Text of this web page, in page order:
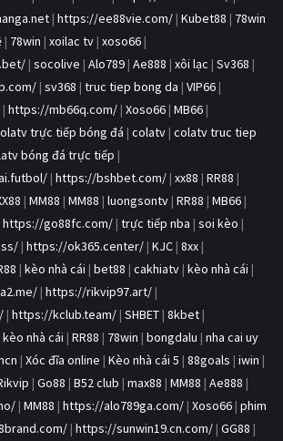
| https://ee88vie.com/ | Kubet88 | 78win
| 78win | xoilac tv | xoso66 |
| socolive | Alo789 | Ae888 | xôi lạc | Sv368 |
| sv368 | truc tiep bong da | VIP66 |
| https://mb66q.com/ | Xoso66 | MB66 |
trực tiếp bóng đá | colatv | colatv truc tiep
bóng đá trực tiếp |
| https://bshbet.com/ | xx88 | RR88 |
| MM88 | MM88 | luongsontv | RR88 | MB66 |
https://go88fc.com/ | trực tiếp nba | soi kèo |
| https://ok365.center/ | KJC | 8xx |
| kèo nhà cái | bet88 | cakhiatv | kèo nhà cái |
| https://rikvip97.art/ |
| https://kclub.team/ | SHBET | 8kbet |
kèo nhà cái | RR88 | 78win | bongdalu | nha cai uy
| Xóc đĩa online | Kèo nhà cái 5 | 88goals | iwin |
| Go88 | B52 club | max88 | MM88 | Ae888 |
| MM88 | https://alo789ga.com/ | Xoso66 | phim
| https://sunwin19.cn.com/ | GG88 |